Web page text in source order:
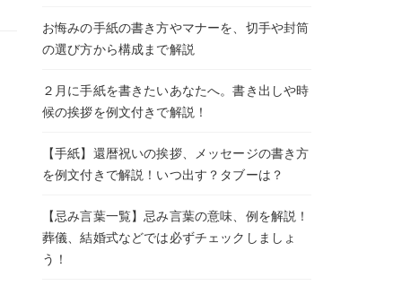
お悔みの手紙の書き方やマナーを、切手や封筒
の選び方から構成まで解説
２月に手紙を書きたいあなたへ。書き出しや時
候の挨拶を例文付きで解説！
【手紙】還暦祝いの挨拶、メッセージの書き方
を例文付きで解説！いつ出す？タブーは？
【忌み言葉一覧】忌み言葉の意味、例を解説！
葬儀、結婚式などでは必ずチェックしましょ
う！